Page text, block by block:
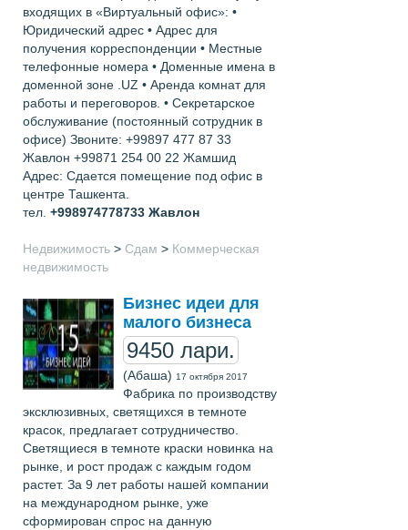
входящих в «Виртуальный офис»: •
Юридический адрес • Адрес для
получения корреспонденции • Местные
телефонные номера • Доменные имена в
доменной зоне .UZ • Аренда комнат для
работы и переговоров. • Секретарское
обслуживание (постоянный сотрудник в
офисе) Звоните: +99897 477 87 33
Жавлон +99871 254 00 22 Жамшид
Адрес: Сдается помещение под офис в
центре Ташкента.
тел. +998974778733 Жавлон
Недвижимость > Сдам > Коммерческая
недвижимость
Бизнес идеи для
малого бизнеса
9450 лари.
(Абаша) 17 октября 2017
Фабрика по производству
эксклюзивных, светящихся в темноте
красок, предлагает сотрудничество.
Светящиеся в темноте краски новинка на
рынке, и рост продаж с каждым годом
растет. За 9 лет работы нашей компании
на международном рынке, уже
сформирован спрос на данную